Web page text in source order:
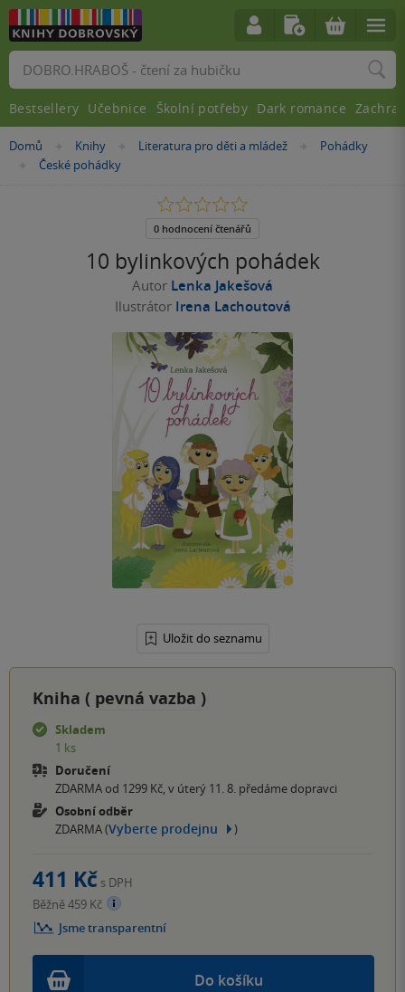
Nacházíte
Domů »Knihy »
Literatura pro děti a mládež »Pohádky
»
České pohádky
10 bylinkových pohádek
Autor Lenka Jakešová
Ilustrátor Irena Lachoutová
Uložit do seznamu
0.0
5
0 hodnocení čtenářů
Kniha ( pevná vazba )
Skladem
1 ks
Doručení
ZDARMA od 1299 Kč, v úterý 11. 8. předáme dopravci
Osobní odběr
ZDARMA (Vyberte prodejnu )
Do košíku
411 Kč s DPH
Běžně 459 Kč
Jsme transparentní
Vyhledávání
Bestsellery Učebnice Školní potřeby Dark romance